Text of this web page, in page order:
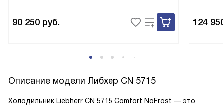
90 250 руб. 124
Описание модели Либхер CN 5715
Холодильник Liebherr CN 5715 Comfort NoFrost — это